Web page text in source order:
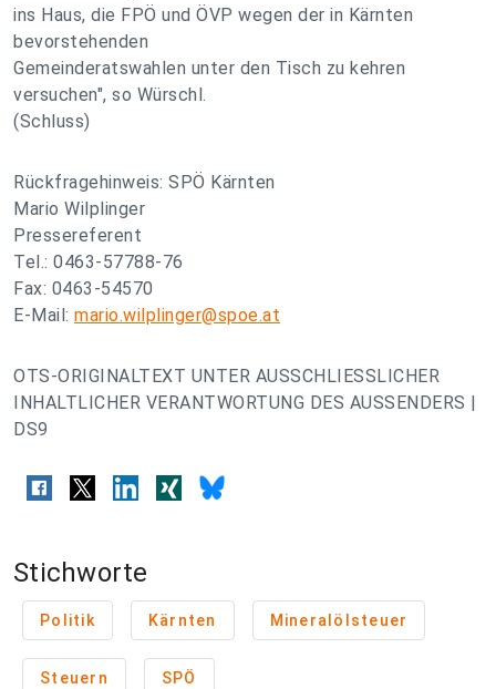
ins Haus, die FPÖ und ÖVP wegen der in Kärnten
bevorstehenden
Gemeinderatswahlen unter den Tisch zu kehren
versuchen", so Würschl.
(Schluss)
Rückfragehinweis: SPÖ Kärnten
Mario Wilplinger
Pressereferent
Tel.: 0463-57788-76
Fax: 0463-54570
E-Mail: mario.wilplinger@spoe.at
OTS-ORIGINALTEXT UNTER AUSSCHLIESSLICHER
INHALTLICHER VERANTWORTUNG DES AUSSENDERS |
DS9
Stichworte
Politik Kärnten Mineralölsteuer
Steuern SPÖ